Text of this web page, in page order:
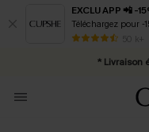
EXCLU APP 📲 -
Téléchargez pour -
50 k+
* Livraison
Abonnement